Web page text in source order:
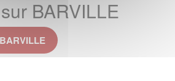
BARVILLE